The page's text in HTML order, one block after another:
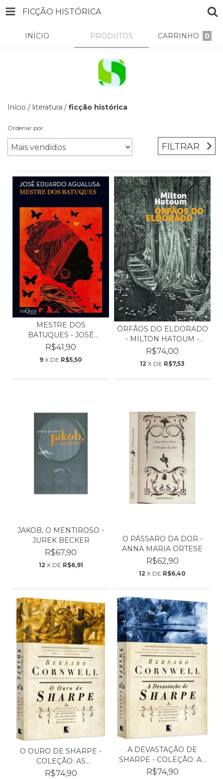
FICÇÃO HISTÓRICA
INÍCIO PRODUTOS CARRINHO 0
Início / literatura / ficção histórica
Ordenar por
FILTRAR
MESTRE DOS
BATUQUES - JOSÉ
EDUARDO AGUAL...
R$41,90
9 X DE R$5,50
ÓRFÃOS DO ELDORADO
- MILTON HATOUM -
(NO...
R$74,00
12 X DE R$7,53
JAKOB, O MENTIROSO -
JUREK BECKER
R$67,90
12 X DE R$6,91
O PÁSSARO DA DOR -
ANNA MARIA ORTESE
R$62,90
12 X DE R$6,40
O OURO DE SHARPE -
COLEÇÃO: AS
AVENTURAS...
R$74,90
A DEVASTAÇÃO DE
SHARPE - COLEÇÃO: AS
AVE...
R$74,90